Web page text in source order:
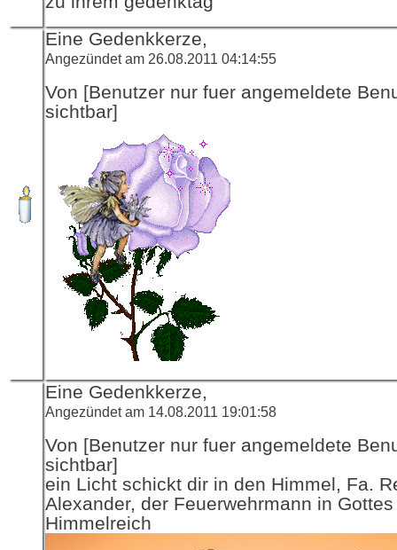
Eine Gedenkkerze,
Angezündet am 26.08.2011 04:14:55
Von [Benutzer nur fuer angemeldete
sichtbar]
Eine Gedenkkerze,
Angezündet am 14.08.2011 19:01:58
Von [Benutzer nur fuer angemeldete
sichtbar]
ein Licht schickt dir in den Himmel, Fa.
Alexander, der Feuerwehrmann in Gottes
Himmelreich